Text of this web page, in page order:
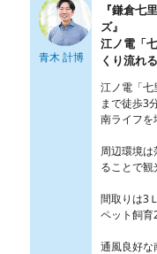
青木 計博
『鎌倉七
江ノ電「
くり流れ
江ノ電「七
まで徒歩3
南ライフを
周辺環境
ることで観
間取りは3
ペット飼育
通風良好な